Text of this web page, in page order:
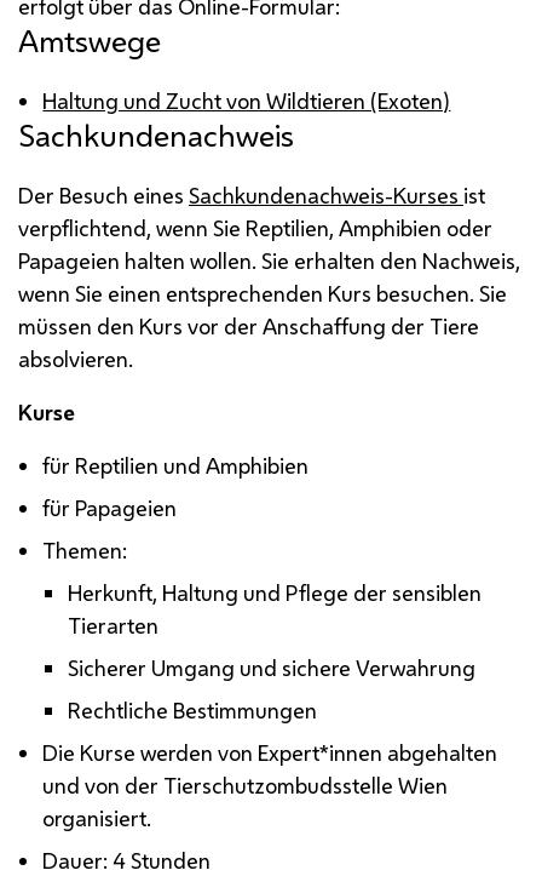
Amtswege
Haltung und Zucht von Wildtieren (Exoten)
Sachkundenachweis
Der Besuch eines Sachkundenachweis-Kurses ist
verpflichtend, wenn Sie Reptilien, Amphibien oder
Papageien halten wollen. Sie erhalten den Nachweis,
wenn Sie einen entsprechenden Kurs besuchen. Sie
müssen den Kurs vor der Anschaffung der Tiere
absolvieren.
Kurse
für Reptilien und Amphibien
für Papageien
Themen:
Herkunft, Haltung und Pflege der sensiblen
Tierarten
Sicherer Umgang und sichere Verwahrung
Rechtliche Bestimmungen
Die Kurse werden von Expert*innen abgehalten
und von der Tierschutzombudsstelle Wien
organisiert.
Dauer: 4 Stunden